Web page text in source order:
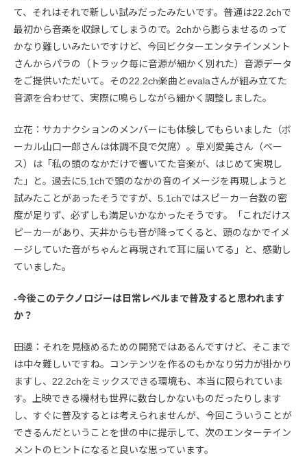
て、それはそれで新しい試みだったみたいです。普通は22.2chで
最初から音楽を収録してしまうので。2chから膨らませるのって
かなり難しいみたいですけど、今回ビクターエンタテインメント
さんからパラの（トラック毎に音源が細かく別れた）音源データ
をご提供いただいて。その22.2ch楽曲とevalaさんが組み立てた
音源を合わせて、実際に鳴らしながら細かく調整しました。
立花：サカナクションのメンバーにも体験してもらいました（ボ
ーカル山口一郎さんは体調不良で欠席）。草刈愛美さん（ベー
ス）は「私の頭のなかだけで響いてた音楽が、はじめて実現し
た」と。過去に5.1chで頭のなかの音のイメージを再現しようと
試みたことがあったそうですが、5.1chではスピーカー台数の密
度が足りず、必ずしも満足いかなかったそうです。「これだけス
ピーカーがあり、天井からも音が降ってくると、頭のなかでイメ
ージしていた音がちゃんと再現されて耳に届いてる」と、感動し
ていました。
-今後このテクノロジーは日常レベルまで普及すると思われます
か？
田邊：それを見極めるための開発ではあるんですけど、そこまで
は中々難しいですね。コンテンツを作るのもかなり労力が掛かり
ますし、22.2chをミックスできる環境も、本当に限られていま
す。上映できる機材も世界に数台しかないものだったりします
し、すぐに普及するとは考えられませんが、今回こういうことが
できるんだということを世の中に提示して、次のエンターテイン
メントのヒントになると良いな思っています。